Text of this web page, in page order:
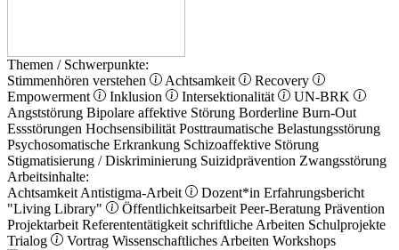
Themen / Schwerpunkte:
Stimmenhören verstehen
Achtsamkeit
Recovery
Empowerment
Inklusion Intersektionalität
UN-BRK
Angststörung Bipolare affektive Störung Borderline Burn-Out
Essstörungen Hochsensibilität Posttraumatische Belastungsstörung
Psychosomatische Erkrankung Schizoaffektive Störung
Stigmatisierung / Diskriminierung Suizidprävention Zwangsstörung
Arbeitsinhalte:
Achtsamkeit Antistigma-Arbeit Dozent*in Erfahrungsbericht
"Living Library"
Öffentlichkeitsarbeit Peer-Beratung Prävention
Projektarbeit Referententätigkeit schriftliche Arbeiten Schulprojekte
Trialog
Vortrag Wissenschaftliches Arbeiten Workshops